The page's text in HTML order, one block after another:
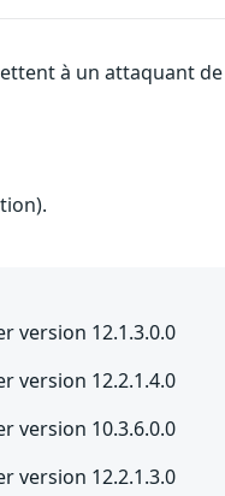
à un attaquant
version 12.1.3.0.0
version 12.2.1.4.0
version 10.3.6.0.0
version 12.2.1.3.0